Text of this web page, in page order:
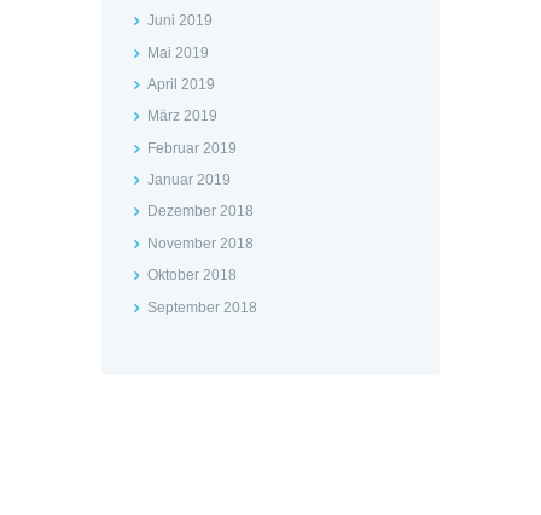
Juni 2019
Mai 2019
April 2019
März 2019
Februar 2019
Januar 2019
Dezember 2018
November 2018
Oktober 2018
September 2018